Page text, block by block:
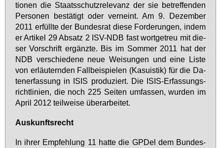
tio­nen die Staats­schutz­re­le­vanz der sie be­tref­fen­den
Per­so­nen be­stä­tigt oder ver­neint. Am 9. De­zem­ber
2011 er­füll­te der Bun­des­rat die­se For­de­run­gen, in­dem
er Ar­ti­kel 29 Ab­satz 2 ISV-NDB fast wort­ge­treu mit die­
ser Vor­schrift er­gänz­te. Bis im Som­mer 2011 hat der
NDB ver­schie­de­ne neue Wei­sun­gen und ei­ne Lis­te
von er­läu­tern­den Fall­bei­spie­len (Ka­su­is­tik) für die Da­
ten­er­fas­sung in ISIS pro­du­ziert. Die ISIS-Er­fas­sungs­
richt­li­ni­en, die noch 225 Sei­ten um­fas­sen, wur­den im
April 2012 teil­wei­se über­ar­bei­tet.
Aus­kunfts­recht
In ih­rer Emp­feh­lung 11 hat­te die GPDel dem Bun­des­